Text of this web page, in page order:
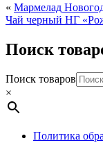
« Мармелад
Чай черный НГ
Поиск
Поиск товаров
×
Политика